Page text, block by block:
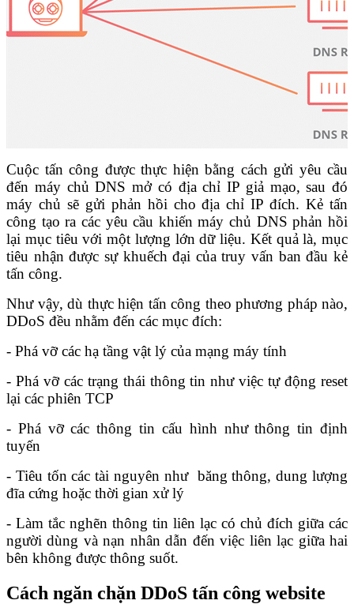
Cuộc tấn công được thực hiện bằng cách gửi yêu cầu
đến máy chủ DNS mở có địa chỉ IP giả mạo, sau đó
máy chủ sẽ gửi phản hồi cho địa chỉ IP đích. Kẻ tấn
công tạo ra các yêu cầu khiến máy chủ DNS phản hồi
lại mục tiêu với một lượng lớn dữ liệu. Kết quả là, mục
tiêu nhận được sự khuếch đại của truy vấn ban đầu kẻ
tấn công.
Như vậy, dù thực hiện tấn công theo phương pháp nào,
DDoS đều nhằm đến các mục đích:
- Phá vỡ các hạ tầng vật lý của mạng máy tính
- Phá vỡ các trạng thái thông tin như việc tự động reset
lại các phiên TCP
- Phá vỡ các thông tin cấu hình như thông tin định
tuyến
- Tiêu tốn các tài nguyên như băng thông, dung lượng
đĩa cứng hoặc thời gian xử lý
- Làm tắc nghẽn thông tin liên lạc có chủ đích giữa các
người dùng và nạn nhân dẫn đến việc liên lạc giữa hai
bên không được thông suốt.
Cách ngăn chặn DDoS tấn công website